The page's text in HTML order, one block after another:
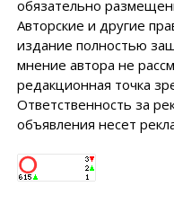
обязательно
Авторские и другие
издание полностью
мнение автора не
редакционная точка
Ответственность за
объявления несет